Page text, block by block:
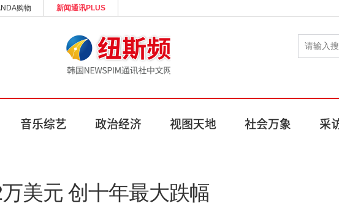
购物 新闻通讯PLUS
美元 创十年最大跌幅